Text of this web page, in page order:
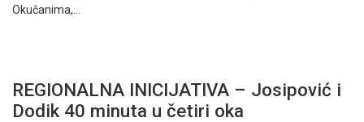
Okučanima,…
REGIONALNA INICIJATIVA – Josipović i
Dodik 40 minuta u četiri oka